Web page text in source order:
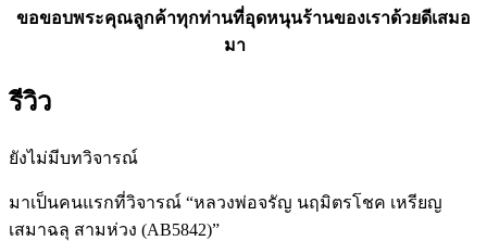
ขอขอบพระคุณลูกค้าทุกท่านที่อุดหนุนร้านของเราด้วยดีเสมอ
มา
รีวิว
ยังไม่มีบทวิจารณ์
มาเป็นคนแรกที่วิจารณ์ “หลวงพ่อจรัญ นฤมิตรโชค เหรียญ
เสมาฉลุ สามห่วง (AB5842)”